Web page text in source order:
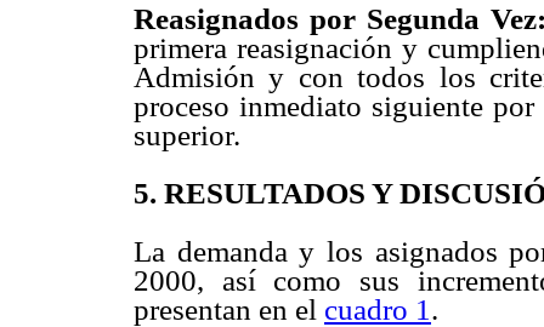
Reasignados por Segunda
primera reasignación y
Admisión y con todos los
proceso inmediato siguiente
superior.
5. RESULTADOS Y
La demanda y los asignados
2000, así como sus
presentan en el cuadro 1 .